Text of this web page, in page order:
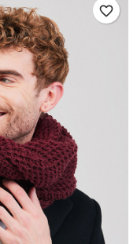
favorite_border